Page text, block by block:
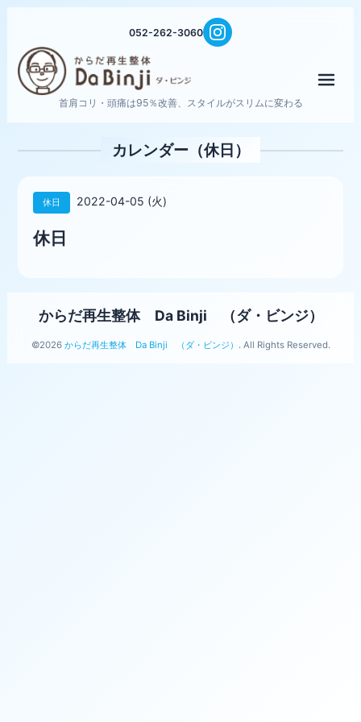
052-262-3060
首肩コリ・頭痛は95％改善、スタイルがスリムに変わる
カレンダー（休日）
休日 2022-04-05 (火)
休日
からだ再生整体 Da Binji （ダ・ビンジ）
©2026 からだ再生整体 Da Binji （ダ・ビンジ） . All Rights Reserved.